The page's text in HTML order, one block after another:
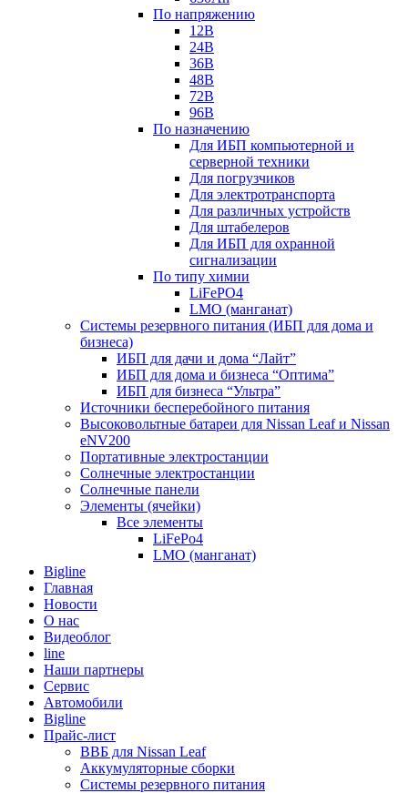
По напряжению
12В
24В
36В
48В
72В
96В
По назначению
Для ИБП компьютерной и
серверной техники
Для погрузчиков
Для электротранспорта
Для различных устройств
Для штабелеров
Для ИБП для охранной
сигнализации
По типу химии
LiFePO4
LMO (манганат)
Системы резервного питания (ИБП для дома и
бизнеса)
ИБП для дачи и дома “Лайт”
ИБП для дома и бизнеса “Оптима”
ИБП для бизнеса “Ультра”
Источники бесперебойного питания
Высоковольтные батареи для Nissan Leaf и Nissan
eNV200
Портативные электростанции
Солнечные электростанции
Солнечные панели
Элементы (ячейки)
Все элементы
LiFePo4
LMO (манганат)
Bigline
Главная
Новости
О нас
Видеоблог
line
Наши партнеры
Сервис
Автомобили
Bigline
Прайс-лист
ВВБ для Nissan Leaf
Аккумуляторные сборки
Системы резервного питания